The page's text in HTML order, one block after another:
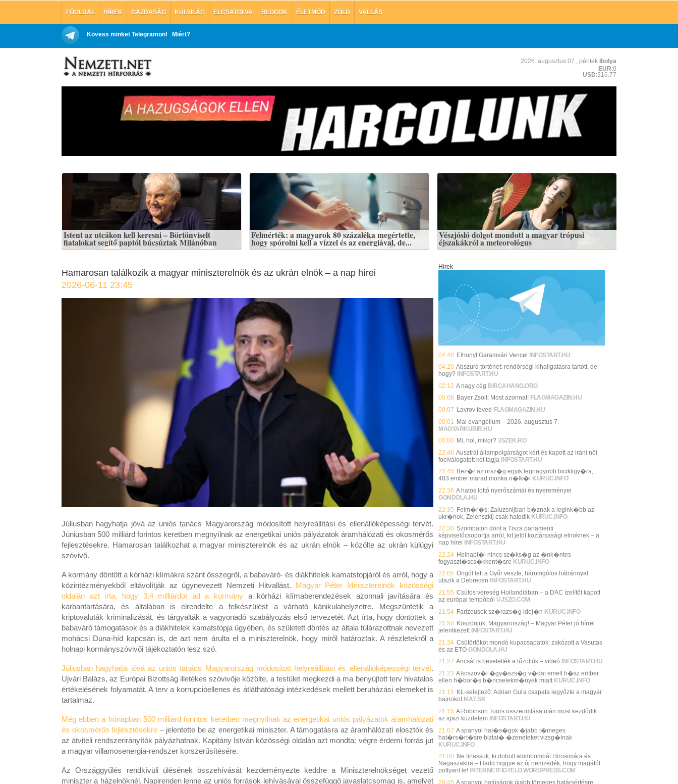
FŐOLDAL HÍREK GAZDASÁG KÜLVILÁG ELCSATOLVA BLOGOK ÉLETMÓD ZÖLD VALLÁS
Kövess minket Telegramon! Miért?
2026. augusztus 07., péntek Ibolya
EUR:0
USD:316.77
Istent az utcákon kell keresni – Börtönviselt
fiatalokat segítő paptól búcsúztak Milánóban
Felmérték: a magyarok 80 százaléka megértette,
hogy spórolni kell a vízzel és az energiával, de...
Vészjósló dolgot mondott a magyar trópusi
éjszakákról a meteorológus
Hamarosan találkozik a magyar miniszterelnök és az ukrán elnök – a nap hírei
2026-06-11 23:45
Júliusban hagyhatja jóvá az uniós tanács Magyarország módosított helyreállítási és ellenállóképességi tervét.
Júniusban 500 milliárd forintos keretben megnyílnak az energetikai uniós pályázatok áramhálózati és okosmérős
fejlesztésekre. Hamarosan találkozhat a magyar miniszterelnök és az ukrán elnök – közölte az ukrán külügyi
szóvivő.
A kormány döntött a kórházi klímákra szánt összegről, a babaváró- és diákhitelek kamatstopjáról és arról, hogy a
közintézményekből eltávolítják az úgynevezett Nemzeti Hitvallást. Magyar Péter Miniszterelnök közösségi
oldalán azt írta, hogy 3,4 milliárdot ad a kormány a kórházi klímaberendezések azonnali javítására és
karbantartására, és általában is elrendelte a felkészülést a várható kánikulahelyzetre. Megszüntetik a
kriptovaluták kriminalizását, és tárgyalták a vagyonadó szabályozás első tervezetét. Azt írta, hogy döntöttek a
babaváró támogatások és a diákhitelek kamatstopja ügyében, és született döntés az általa túlárazottnak nevezett
mohácsi Duna-híd kapcsán is, de azt nem árulta el a miniszterelnök, hogy miről határoztak. A részletekről a
holnapi kormányszóvivői tájékoztatón lesz szó.
Júliusban hagyhatja jóvá az uniós tanács Magyarország módosított helyreállítási és ellenállóképességi tervét.
Ujvári Balázs, az Európai Bizottság illetékes szóvivője közölte, a testület megkezdi a ma benyújtott terv hivatalos
értékelésének folyamatát. A terv a korrupcióellenes és átláthatósági intézkedések mellett beruházási elemeket is
tartalmaz.
Még ebben a hónapban 500 milliárd forintos keretben megnyílnak az energetikai uniós pályázatok áramhálózati
és okosmérős fejlesztésekre – jelentette be az energetikai miniszter. A támogatásra az áramhálózati elosztók és
az átviteli rendszerirányítók pályázhatnak. Kapitány István közösségi oldalán azt mondta: végre érdemi forrás jut
a magyar villamosenergia-rendszer korszerűsítésére.
Az Országgyűlés rendkívüli ülésének összehívását kezdeményezte keddre a Miniszterelnökséget vezető
miniszter a házelnöknél. Napirenden lenne az uniós források lehívásával összefüggő javaslatcsomag is, amelyet
Hírek
04:40 Elhunyt Garamvári Vencel INFOSTART.HU
04:20 Abszurd történet: rendőrségi kihallgatásra tartott, de
hogy? INFOSTART.HU
02:12 A nagy cég BIRCAHANG.ORG
00:08 Bayer Zsolt: Most azonnal! FLAGMAGAZIN.HU
00:07 Lavrov téved FLAGMAGAZIN.HU
00:01
Mai evangélium – 2026. augusztus 7.
MAGYARKURIR.HU
00:00 Mi, hol, mikor? 3SZEK.RO
22:46 Ausztrál állampolgárságot kért és kapott az iráni női
fociválogatott két tagja INFOSTART.HU
22:45 Bez�r az orsz�g egyik legnagyobb bicikligy�ra,
483 ember marad munka n�lk�l KURUC.INFO
22:36 A hatos lottó nyerőszámai és nyereményei
GONDOLA.HU
22:35 Felm�r�s: Zaluzsnijban b�znak a legink�bb az
ukr�nok, Zelenszkij csak hatodik KURUC.INFO
22:30 Szombaton dönt a Tisza parlamenti
képviselőcsoportja arról, kit jelöl köztársasági elnöknek – a
nap hírei
INFOSTART.HU
22:24 Holnapt�l nincs sz�ks�g az �nk�ntes
fogyaszt�scs�kkent�sre KURUC.INFO
22:05 Öngól lett a Győr veszte, háromgólos hátránnyal
utazik a Debrecen
INFOSTART.HU
21:55 Csúfos vereség Hollandiában – a DAC ízelítőt kapott
az európai tempóból UJSZO.COM
21:54 Farizeusok sz�razs�g idej�n KURUC.INFO
21:50 Köszönjük, Magyarország! – Magyar Péter jó hírrel
jelentkezett INFOSTART.HU
21:34 Csütörtököt mondó kupacsapatok: zakózott a Vasutas
és az ETO GONDOLA.HU
21:27 Ancsát is bevetették a tűzoltók – videó
INFOSTART.HU
21:23 A koszov�i �gy�szs�g v�dat emelt h�sz ember
ellen h�bor�s b�ncselekm�nyek miatt KURUC.INFO
21:15 KL-selejtező: Adrian Guľa csapata legyőzte a magyar
bajnokot MA7.SK
21:15 A Robinson Tours összeomlása után most kezdődik
az igazi küzdelem INFOSTART.HU
21:07 A spanyol hat�s�gok �jabb t�meges
hat�rs�rt�sre biztat� �zeneteket vizsg�lnak
KURUC.INFO
21:00 Ne firtassuk, ki dobott atombombát Hirosimára és
Nagaszakira – Hadd higgye az új nemzedék, hogy magától
pottyant le! INTERNETFIGYELO.WORDPRESS.COM
20:45 A spanyol hatóságok újabb tömeges határsértésre